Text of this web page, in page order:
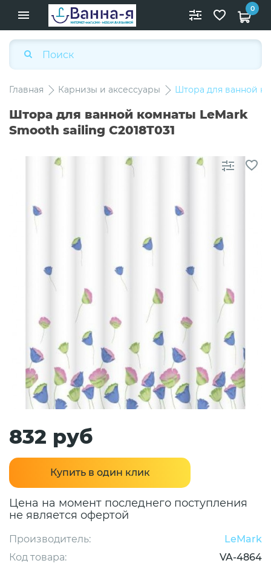
0
Главная Карнизы и аксессуары Штора для ванной
Штора для ванной комнаты LeMark
Smooth sailing C2018T031
832 руб
Купить в один клик
Цена на момент последнего поступления
не является офертой
Производитель:
LeMark
Код товара:
VA-4864